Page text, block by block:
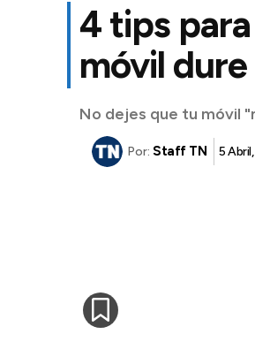
4 tips
móvil dure
No dejes que tu móvil
Por: Staff TN 5